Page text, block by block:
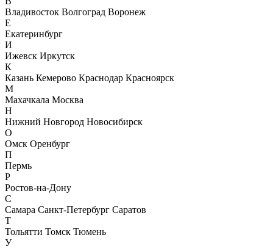
Владивосток Волгоград Воронеж
Е
Екатеринбург
И
Ижевск Иркутск
К
Казань Кемерово Краснодар Красноярск
М
Махачкала Москва
Н
Нижний Новгород Новосибирск
О
Омск Оренбург
П
Пермь
Р
Ростов-на-Дону
С
Самара Санкт-Петербург Саратов
Т
Тольятти Томск Тюмень
У